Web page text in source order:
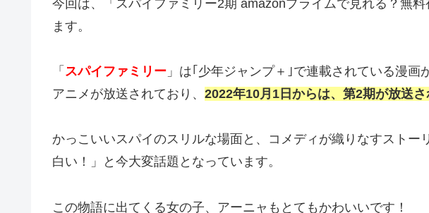
今回は、「スパイファミリー2期 amazonプライムで見れる？無
ます。
「 スパイファミリー 」は｢少年ジャンプ＋｣で連載されている漫
アニメが放送されており、 2022年10月1日からは、第2期が放送
かっこいいスパイのスリルな場面と、コメディが織りなすストー
白い！」と今大変話題となっています。
この物語に出てくる女の子、アーニャもとてもかわいいです！